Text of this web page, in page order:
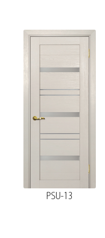
PSU-13